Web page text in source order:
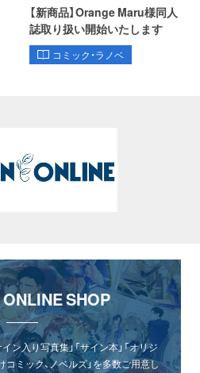
【新商品】Orange Maru様同人
誌取り扱い開始いたします
コミック・ラノベ
SHOP
ン入り写真集」「サイン本」「オリジ
ミック、ノベルズ」を多数ご用意し